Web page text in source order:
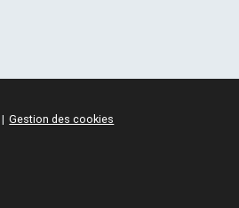
Gestion des cookies